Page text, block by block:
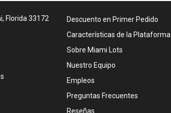
Florida 33172
Descuento en Primer Pedido
Características de la Plataforma
Sobre Miami Lots
Nuestro Equipo
Empleos
Preguntas Frecuentes
Reseñas